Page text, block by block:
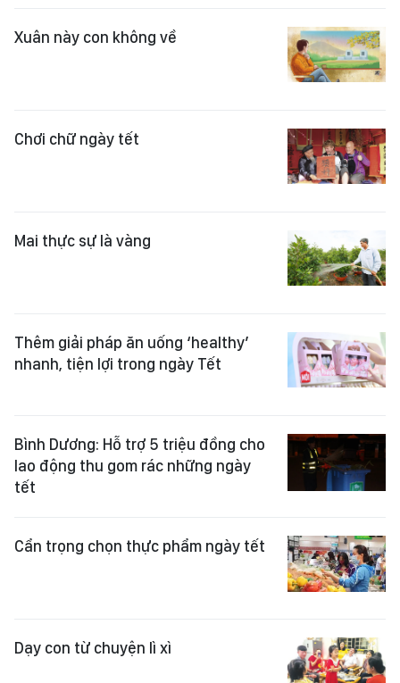
Xuân này con không về
Chơi chữ ngày tết
Mai thực sự là vàng
Thêm giải pháp ăn uống ‘healthy’
nhanh, tiện lợi trong ngày Tết
Bình Dương: Hỗ trợ 5 triệu đồng cho
lao động thu gom rác những ngày
tết
Cẩn trọng chọn thực phẩm ngày tết
Dạy con từ chuyện lì xì